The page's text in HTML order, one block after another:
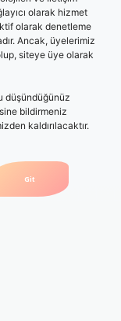
olarak hizmet
olarak denetleme
Ancak, üyelerimiz
siteye üye olarak
düşündüğünüz
bildirmeniz
kaldırılacaktır.